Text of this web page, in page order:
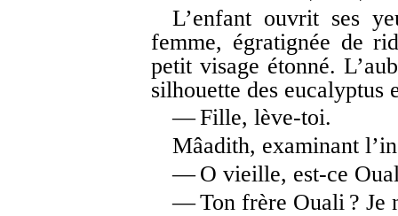
L’enfant ouvrit ses
femme, égratignée de
petit visage étonné.
silhouette des eucalyptus
— Fille, lève-toi.
Mâadith, examinant
— O vieille, est-ce
— Ton frère Ouali ? Je